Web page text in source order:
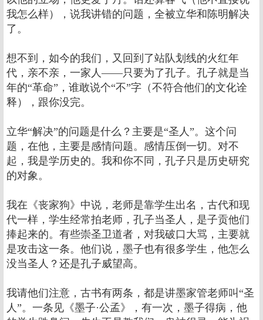
我怎么样），说我讲错的问题，全被立华和陈明解决
了。
想不到，如今的我们，又回到了站队划线的火红年
代，亲不亲，一家人——只要为了孔子。孔子就是当
年的“革命”，谁敢说个“不”字（不符合他们的文化诠
释），跟你没完。
立华“解决”的问题是什么？主要是“圣人”。这个问
题，在他，主要是感情问题。感情压倒一切。对不
起，我是学历史的。我和你不同，孔子只是历史研究
的对象。
我在《丧家狗》中说，老师是靠学生出名，古代和现
代一样，学生经常拍老师，孔子当圣人，是子贡他们
捧起来的。有些崇圣卫道者，对我破口大骂，主要就
是攻击这一条。他们说，墨子也有很多学生，他怎么
没当圣人？还是孔子威望高。
我请他们注意，古书有两条，都是讲墨家管老师叫“圣
人”。一条见《墨子·公孟》，有一次，墨子得病，他